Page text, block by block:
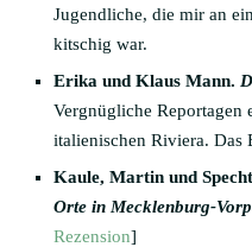
Jugendliche, die mir an
kitschig war.
Erika und Klaus Mann.
Vergnügliche Reportagen
italienischen Riviera. Das
Kaule, Martin und
Orte in Mecklenburg-
Rezension]